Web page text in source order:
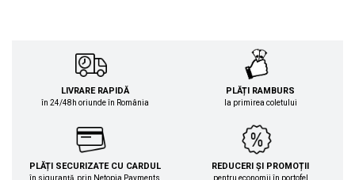
LIVRARE RAPIDĂ
în 24/48h oriunde în România
PLĂȚI RAMBURS
la primirea coletului
PLĂȚI SECURIZATE CU CARDUL
în siguranță, prin Netopia Payments
REDUCERI ȘI PROMOȚII
pentru economii în portofel